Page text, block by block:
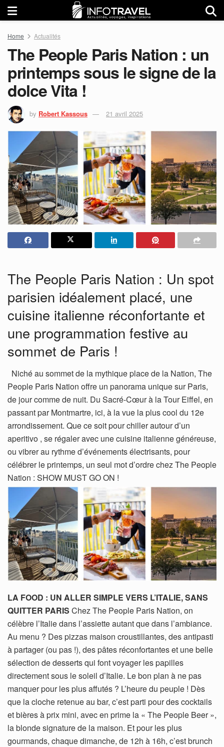
Home Actualités
The People Paris Nation : un
printemps sous le signe de la
dolce Vita !
by Robert Kassous 21 avril 2025
The People Paris Nation : Un spot
parisien idéalement placé, une
cuisine italienne réconfortante et
une programmation festive au
sommet de Paris !
Niché au sommet de la mythique place de la Nation, The
People Paris Nation offre un panorama unique sur Paris,
de jour comme de nuit. Du Sacré-Cœur à la Tour Eiffel, en
passant par Montmartre, ici, à la vue la plus cool du 12e
arrondissement. Que ce soit pour chiller autour d’un
aperitivo , se régaler avec une cuisine italienne généreuse,
ou vibrer au rythme d’événements électrisants, pour
célébrer le printemps, un seul mot d’ordre chez The People
Nation : SHOW MUST GO ON !
LA FOOD : UN ALLER SIMPLE VERS L’ITALIE, SANS
QUITTER PARIS Chez The People Paris Nation, on
célèbre l’Italie dans l’assiette autant que dans l’ambiance.
Au menu ? Des pizzas maison croustillantes, des antipasti
à partager (ou pas !), des pâtes réconfortantes et une belle
sélection de desserts qui font voyager les papilles
directement sous le soleil d’Italie. Le bon plan à ne pas
manquer pour les plus affutés ? L’heure du peuple ! Dès
que la cloche retenue au bar, c’est parti pour des cocktails
et bières à prix mini, avec en prime la « The People Beer »,
la blonde signature de la maison. Et pour les plus
gourmands, chaque dimanche, de 12h à 16h, c’est brunch